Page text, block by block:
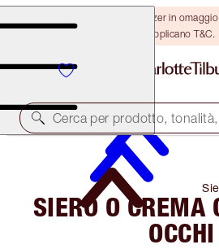
Ricevi un pennello per bronzer in
applicano T&C.
Cerca per prodotto,
SIERO O CREMA
OCCHI